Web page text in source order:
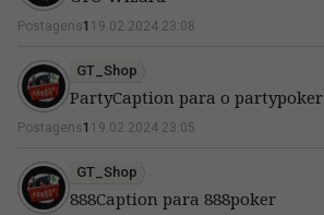
Postagens1 19.02.2024 23:08
GT_Shop
PartyCaption para o partypoker
Postagens1 19.02.2024 23:05
GT_Shop
888Caption para 888poker